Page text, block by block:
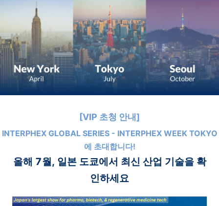
[VIP 초청 안내]
INTERPHEX GLOBAL SERIES - INTERPHEX WEEK TOKYO
에 초대합니다!
올해 7월, 일본 도쿄에서 최신 산업 기술을 확
인하세요